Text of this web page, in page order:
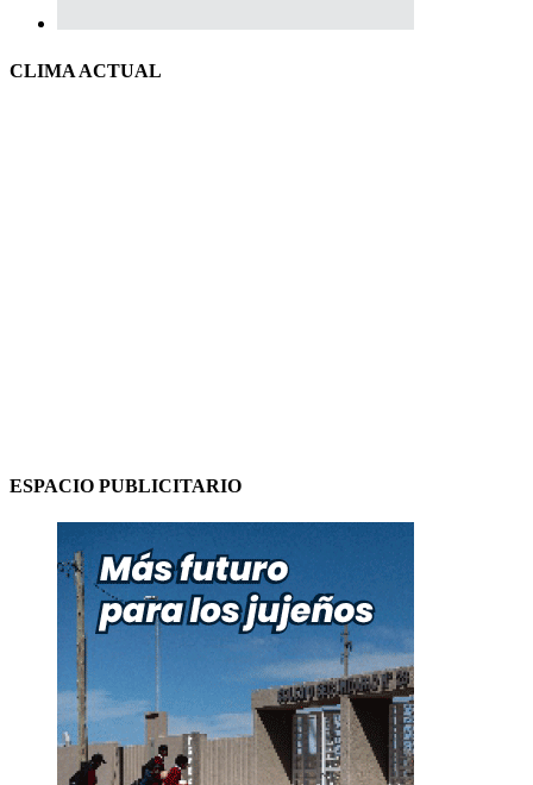
CLIMA ACTUAL
ESPACIO PUBLICITARIO